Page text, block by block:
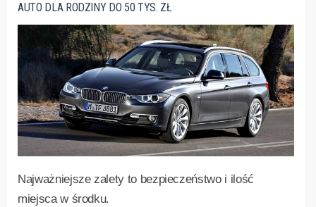
AUTO DLA RODZINY DO 50 TYS. ZŁ
Najważniejsze zalety to bezpieczeństwo i ilość
miejsca w środku.